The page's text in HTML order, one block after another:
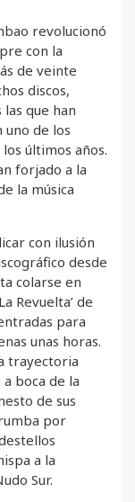
revolucionó
con la
de veinte
discos,
que han
uno de los
últimos años.
forjado a la
la música
con ilusión
desde
colarse en
Revuelta’ de
para
unas horas.
trayectoria
boca de la
de sus
por
a la
Sur.